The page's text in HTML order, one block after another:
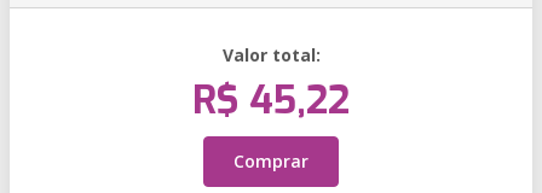
Valor total:
R$ 45,22
Comprar